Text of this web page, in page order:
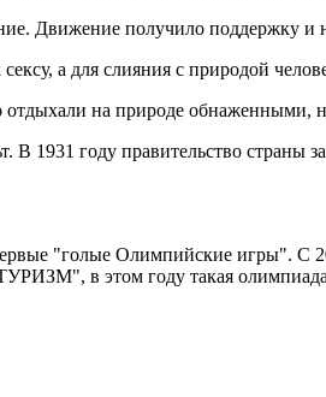
Движение получило поддержку
а для слияния с природой
на природе обнаженными,
1931 году правительство страны
"голые Олимпийские игры". С
в этом году такая